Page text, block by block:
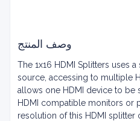
وصف المنتج
The 1x16 HDMI Splitters uses a
source, accessing to multiple
allows one HDMI device to be
HDMI compatible monitors or
resolution of this HDMI splitter